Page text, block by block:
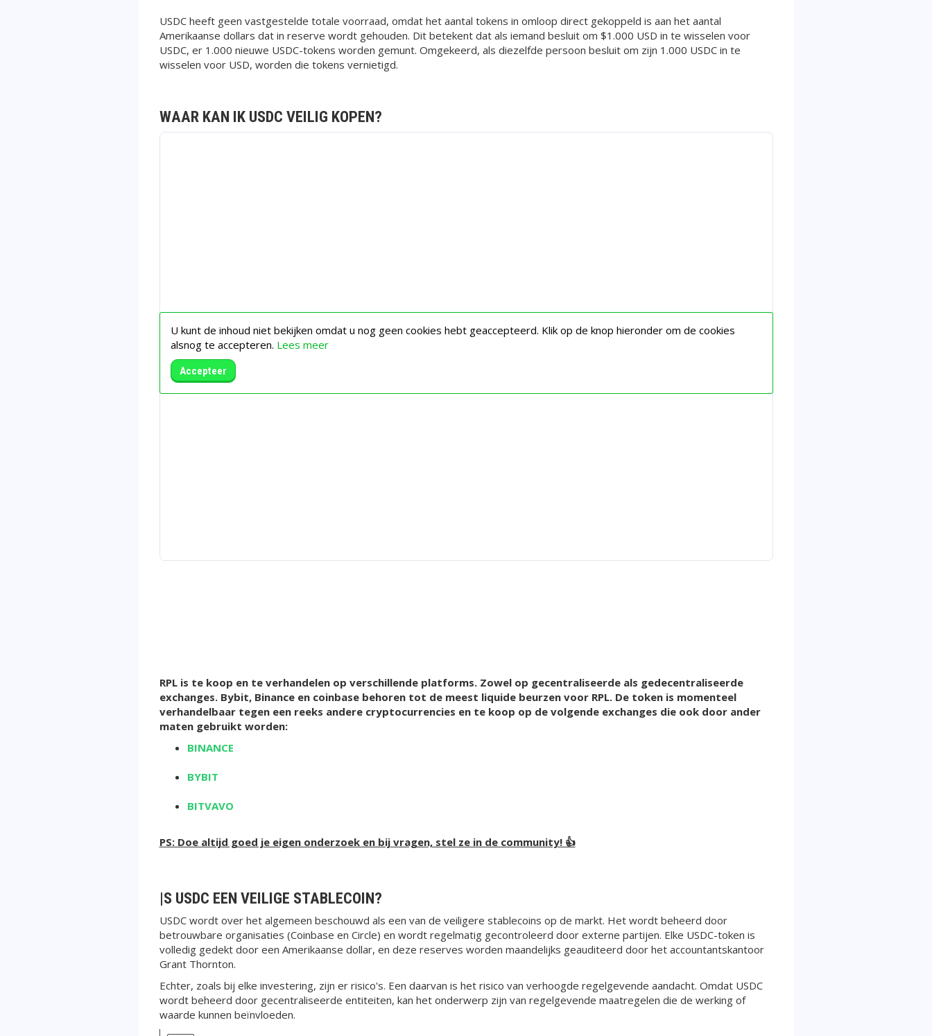
USDC heeft geen vastgestelde totale voorraad, omdat het aantal tokens in omloop direct gekoppeld is aan het aantal
Amerikaanse dollars dat in reserve wordt gehouden. Dit betekent dat als iemand besluit om $1.000 USD in te wisselen voor
USDC, er 1.000 nieuwe USDC-tokens worden gemunt. Omgekeerd, als diezelfde persoon besluit om zijn 1.000 USDC in te
wisselen voor USD, worden die tokens vernietigd.
WAAR KAN IK USDC VEILIG KOPEN?
U kunt de inhoud niet bekijken omdat u nog geen cookies hebt geaccepteerd. Klik op de knop hieronder om de cookies
alsnog te accepteren. Lees meer
Accepteer
RPL is te koop en te verhandelen op verschillende platforms. Zowel op gecentraliseerde als gedecentraliseerde
exchanges. Bybit, Binance en coinbase behoren tot de meest liquide beurzen voor RPL. De token is momenteel
verhandelbaar tegen een reeks andere cryptocurrencies en te koop op de volgende exchanges die ook door ander
maten gebruikt worden:
BINANCE
BYBIT
BITVAVO
PS: Doe altijd goed je eigen onderzoek en bij vragen, stel ze in de community! 👍
|S USDC EEN VEILIGE STABLECOIN?
USDC wordt over het algemeen beschouwd als een van de veiligere stablecoins op de markt. Het wordt beheerd door
betrouwbare organisaties (Coinbase en Circle) en wordt regelmatig gecontroleerd door externe partijen. Elke USDC-token is
volledig gedekt door een Amerikaanse dollar, en deze reserves worden maandelijks geauditeerd door het accountantskantoor
Grant Thornton.
Echter, zoals bij elke investering, zijn er risico's. Een daarvan is het risico van verhoogde regelgevende aandacht. Omdat USDC
wordt beheerd door gecentraliseerde entiteiten, kan het onderwerp zijn van regelgevende maatregelen die de werking of
waarde kunnen beïnvloeden.